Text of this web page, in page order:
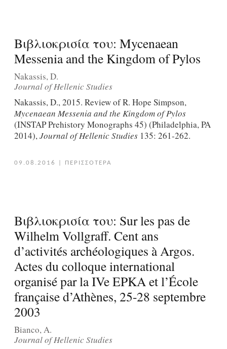
Βιβλιοκρισία του: Mycenaean
Messenia and the Kingdom of Pylos
Nakassis, D.
Journal of Hellenic Studies
Nakassis, D., 2015. Review of R. Hope Simpson,
Mycenaean Messenia and the Kingdom of Pylos
(INSTAP Prehistory Monographs 45) (Philadelphia, PA
2014),Journal of Hellenic Studies135: 261-262.
09.08.2016 ΠΕΡΙΣΣΟΤΕΡΑ
Βιβλιοκρισία του: Sur les pas de
Wilhelm Vollgraff. Cent ans
d’activités archéologiques à Argos.
Actes du colloque international
organisé par la IVe EPKA et l’École
française d’Athènes, 25-28 septembre
2003
Bianco, A.
Journal of Hellenic Studies